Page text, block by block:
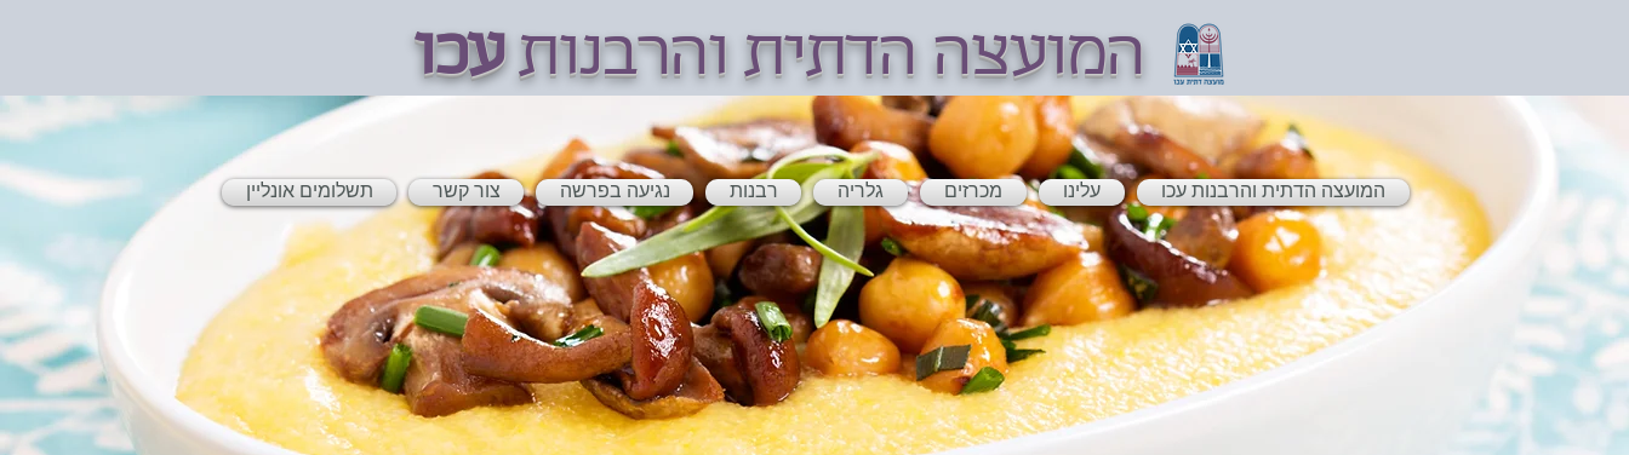
המועצה הדתית והרבנותעכו
המועצה הדתית והרבנות עכו עלינו מכרזים גלריה רבנות נגיעה בפרשה צור קשר תשלומים אונליין